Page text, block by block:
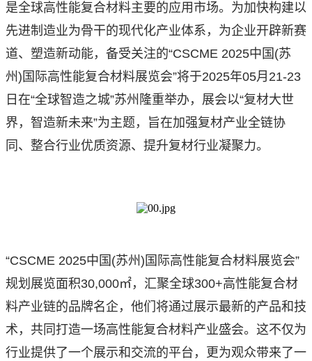
是全球高性能复合材料主要的应用市场。为加快构建以
先进制造业为骨干的现代化产业体系，为企业开辟新赛
道、塑造新动能，备受关注的“CSCME 2025中国(苏
州)国际高性能复合材料展览会”将于2025年05月21-23
日在“全球智造之城”苏州隆重举办，展会以“复材大世
界，智造新未来”为主题，旨在加强复材产业全链协
同、整合行业优质资源、提升复材行业凝聚力。
“CSCME 2025中国(苏州)国际高性能复合材料展览会”
规划展览面积30,000㎡，汇聚全球300+高性能复合材
料产业链的品牌名企，他们将通过展示最新的产品和技
术，共同打造一场高性能复合材料产业盛会。这不仅为
行业提供了一个展示和交流的平台，更为观众带来了一